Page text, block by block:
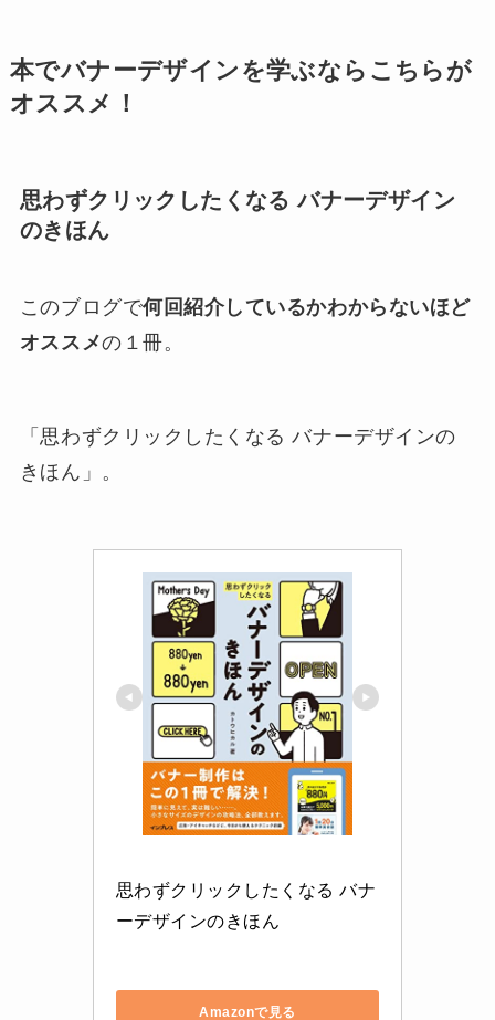
本でバナーデザインを学ぶならこちらが
オススメ！
思わずクリックしたくなる バナーデザイン
のきほん
このブログで何回紹介しているかわからないほど
オススメの１冊。
「思わずクリックしたくなる バナーデザインの
きほん」。
思わずクリックしたくなる バナ
ーデザインのきほん
Amazonで見る